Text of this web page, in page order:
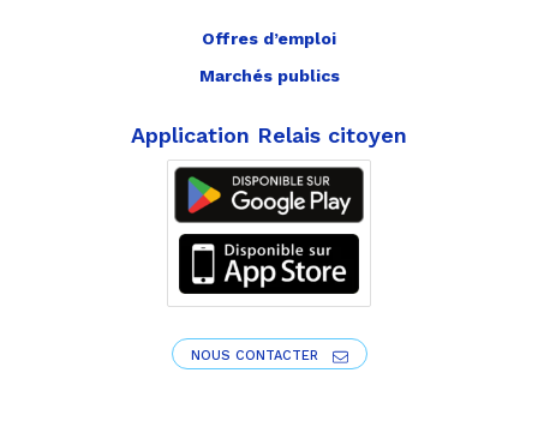
Offres d’emploi
Marchés publics
Application Relais citoyen
NOUS CONTACTER